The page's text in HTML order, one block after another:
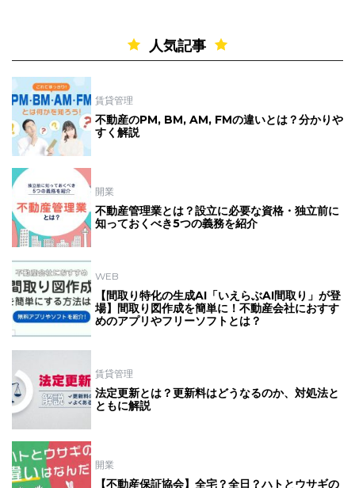
人気記事
賃貸管理
不動産のPM, BM, AM, FMの違いとは？分かりや
すく解説
開業
不動産管理業とは？設立に必要な資格・独立前に
知っておくべき5つの義務を紹介
WEB
【間取り特化の生成AI「いえらぶAI間取り」が登
場】間取り図作成を簡単に！不動産会社におすす
めのアプリやフリーソフトとは？
賃貸管理
法定更新とは？更新料はどうなるのか、対処法と
ともに解説
開業
【不動産保証協会】全宅？全日？ハトとウサギの